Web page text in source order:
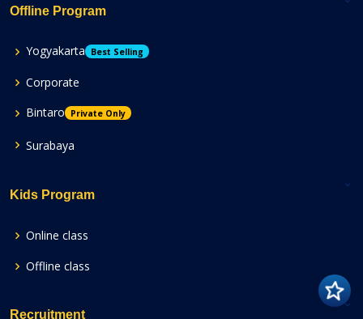
Offline Program
Yogyakarta Best Selling
Corporate
Bintaro
Private Only
Surabaya
Kids Program
Online class
Offline class
Recruitment